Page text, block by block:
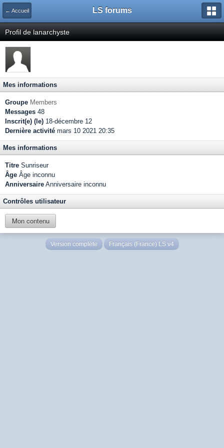
← Accueil LS forums
Profil de lanarchyste
Mes informations
Groupe Members
Messages 48
Inscrit(e) (le) 18-décembre 12
Dernière activité mars 10 2021 20:35
Mes informations
Titre Sunriseur
Âge Âge inconnu
Anniversaire Anniversaire inconnu
Contrôles utilisateur
Mon contenu
Version complète Français (France) LS v4